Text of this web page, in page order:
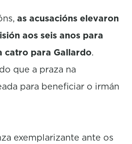
as acusacións elevaron
aos seis anos para
catro para Gallardo.
que a praza na
para beneficiar o irmán
exemplarizante ante os